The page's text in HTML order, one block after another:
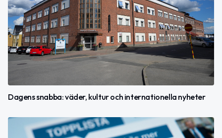
Dagens snabba: väder, kultur och internationella nyheter